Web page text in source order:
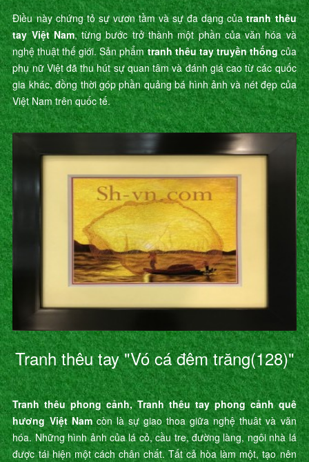
Điều này chứng tỏ sự vươn tầm và sự đa dạng củatranh thêu
tay Việt Nam, từng bước trở thành một phần của văn hóa và
nghệ thuật thế giới. Sản phẩmtranh thêu tay truyền thốngcủa
phụ nữ Việt đã thu hút sự quan tâm và đánh giá cao từ các quốc
gia khác, đồng thời góp phần quảng bá hình ảnh và nét đẹp của
Việt Nam trên quốc tế.
Tranh thêu tay "Vó cá đêm trăng(128)"
Tranh thêu phong cảnh, Tranh thêu tay phong cảnh quê
hương Việt Namcòn là sự giao thoa giữa nghệ thuât và văn
hóa. Những hình ảnh của lá cỏ, cầu tre, đường làng, ngôi nhà lá
được tái hiện một cách chân chất. Tất cả hòa làm một, tạo nên